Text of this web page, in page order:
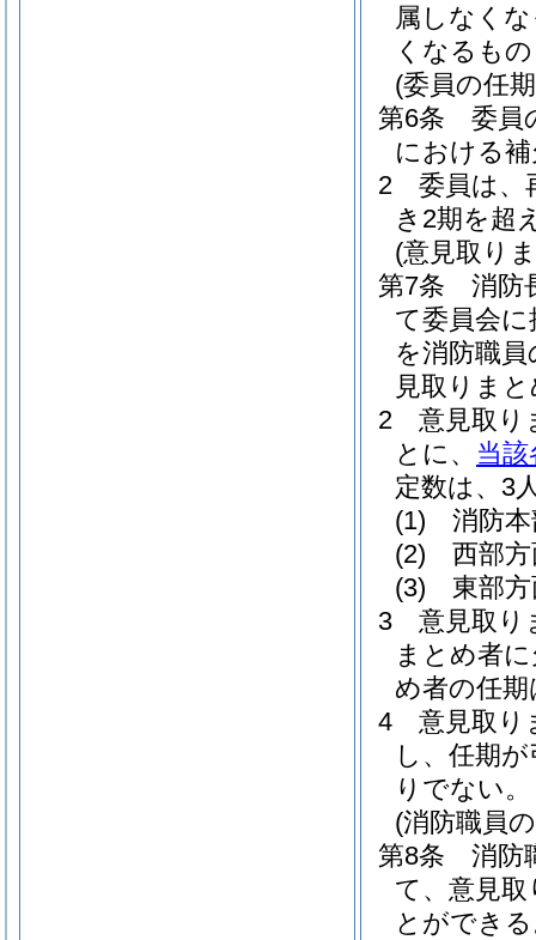
属しなく
くなるも
(委員の任
第6条
委員
における
2
委員は、
き2期を超
(意見取り
第7条
消防
て委員会
を消防職
見取りま
2
意見取り
とに、 当
定数は、3
(1)
消防
(2)
西部
(3)
東部
3
意見取り
まとめ者
め者の任
4
意見取り
し、任期
りでない。
(消防職員
第8条
消防
て、意見
とができ